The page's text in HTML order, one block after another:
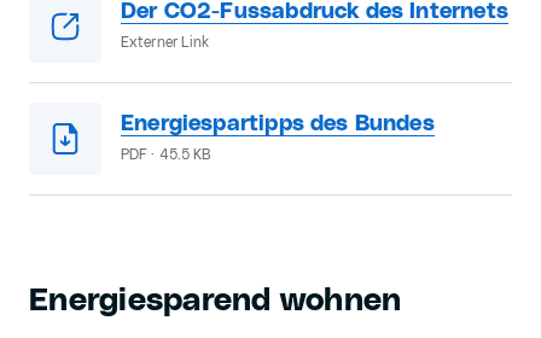
Der CO2-Fussabdruck des Internets
Externer Link
Energiespartipps des Bundes
PDF · 45.5 KB
Energiesparend wohnen